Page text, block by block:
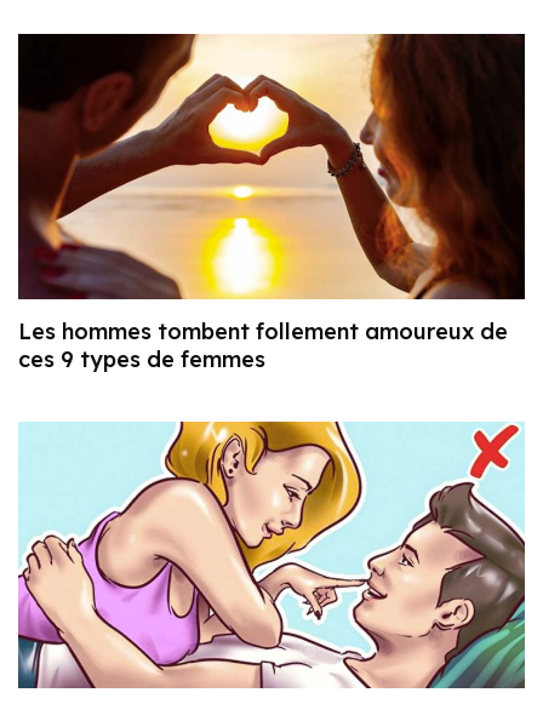
Les hommes tombent follement amoureux de
ces 9 types de femmes